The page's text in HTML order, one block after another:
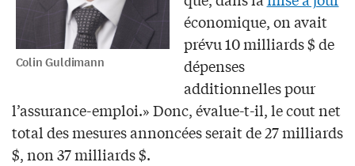
Colin Guldimann
économique, on avait
prévu 10 milliards $ de
dépenses
additionnelles pour
l’assurance-emploi.» Donc, évalue-t-il, le cout net
total des mesures annoncées serait de 27 milliards
$, non 37 milliards $.